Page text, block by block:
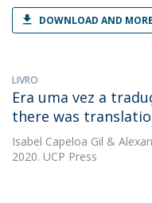
DOWNLOAD AND
LIVRO
Era uma vez a
there was
Isabel Capeloa Gil &
2020. UCP Press